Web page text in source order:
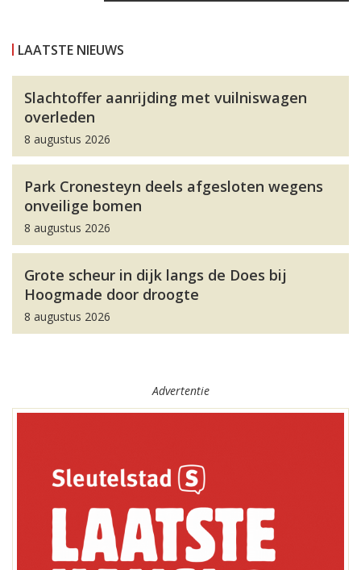
LAATSTE NIEUWS
Slachtoffer aanrijding met vuilniswagen
overleden
8 augustus 2026
Park Cronesteyn deels afgesloten wegens
onveilige bomen
8 augustus 2026
Grote scheur in dijk langs de Does bij
Hoogmade door droogte
8 augustus 2026
Advertentie